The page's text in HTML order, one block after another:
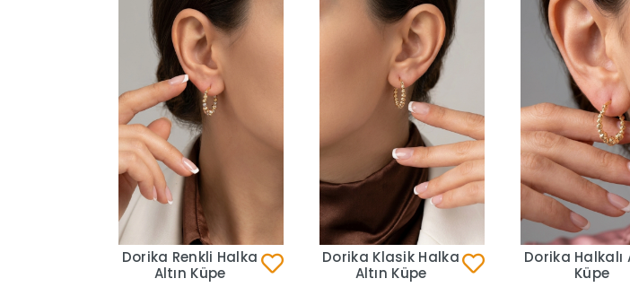
Dorika Renkli Halka
Altın Küpe
Dorika Klasik Halka
Altın Küpe
Dorika Halkalı
Küpe